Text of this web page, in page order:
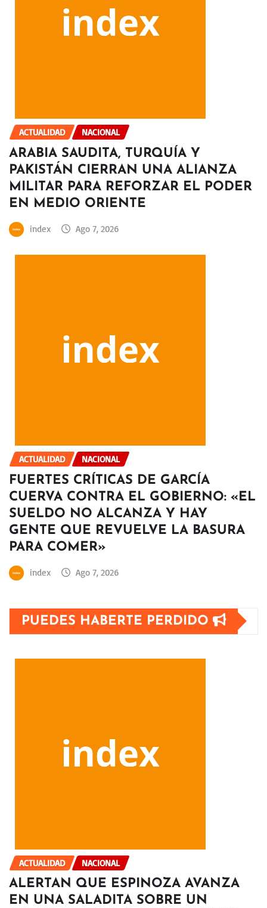
ACTUALIDAD NACIONAL
ARABIA SAUDITA, TURQUÍA Y
PAKISTÁN CIERRAN UNA ALIANZA
MILITAR PARA REFORZAR EL PODER
EN MEDIO ORIENTE
index Ago 7, 2026
ACTUALIDAD NACIONAL
FUERTES CRÍTICAS DE GARCÍA
CUERVA CONTRA EL GOBIERNO: «EL
SUELDO NO ALCANZA Y HAY
GENTE QUE REVUELVE LA BASURA
PARA COMER»
index Ago 7, 2026
PUEDES HABERTE PERDIDO
ACTUALIDAD NACIONAL
ALERTAN QUE ESPINOZA AVANZA
EN UNA SALADITA SOBRE UN